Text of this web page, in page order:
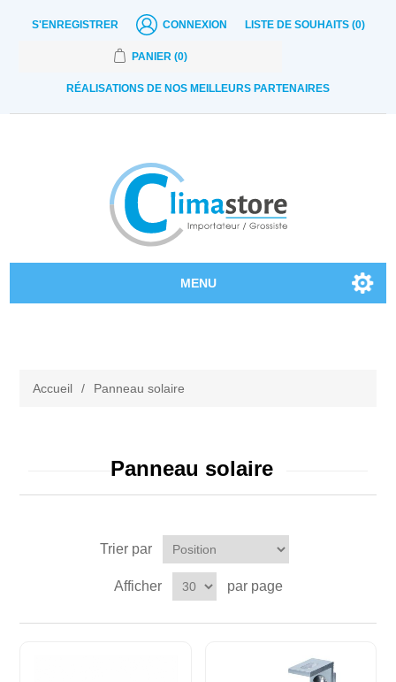
S'ENREGISTRER CONNEXION LISTE DE SOUHAITS (0)
PANIER (0)
RÉALISATIONS DE NOS MEILLEURS PARTENAIRES
MENU
Accueil / Panneau solaire
Panneau solaire
Trier par
Afficher par page